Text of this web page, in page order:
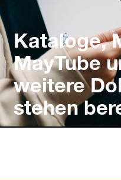
Kataloge,
MayTube
weitere
stehen